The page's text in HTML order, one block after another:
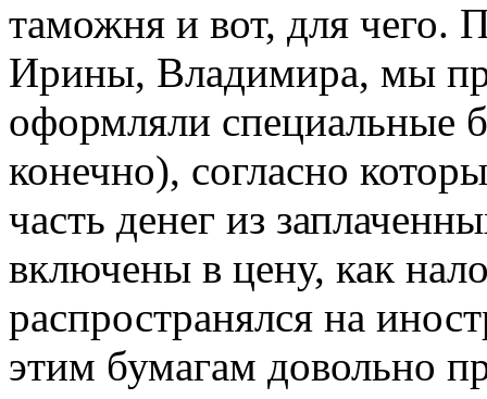
таможня и вот, для чего.
Ирины, Владимира, мы
оформляли специальные
конечно), согласно
часть денег из
включены в цену, как
распространялся на
этим бумагам довольно